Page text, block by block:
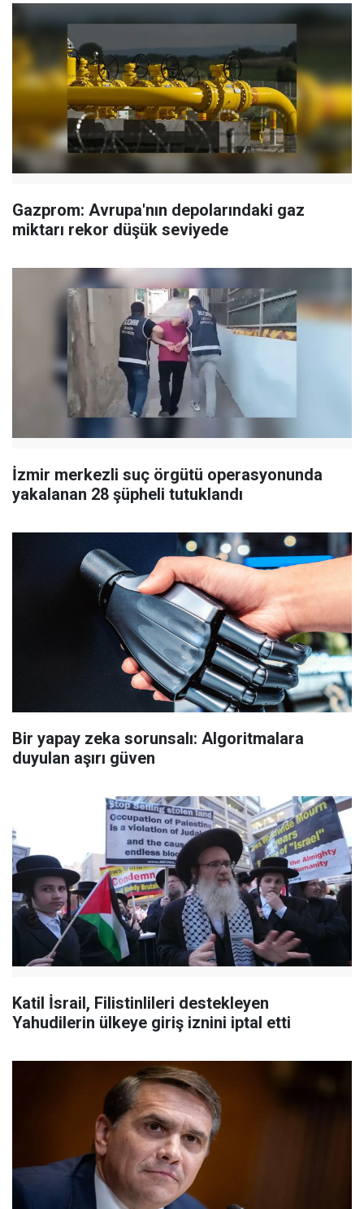
Gazprom: Avrupa'nın depolarındaki gaz
miktarı rekor düşük seviyede
İzmir merkezli suç örgütü operasyonunda
yakalanan 28 şüpheli tutuklandı
Bir yapay zeka sorunsalı: Algoritmalara
duyulan aşırı güven
Katil İsrail, Filistinlileri destekleyen
Yahudilerin ülkeye giriş iznini iptal etti